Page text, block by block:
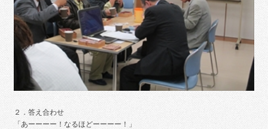
２．答え合わせ
「あーーーー！なるほどーーーー！」